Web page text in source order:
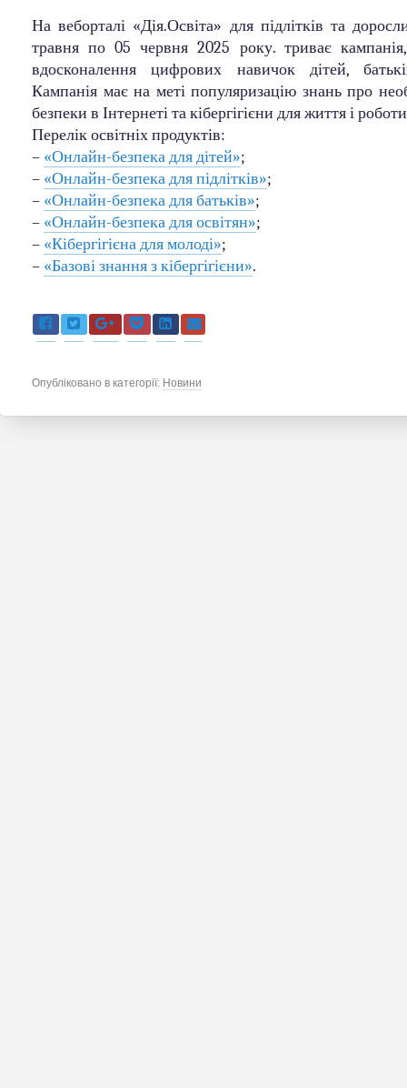
На веборталі «Дія.Освіта» для підлітків та
травня по 05 червня 2025 року. триває
вдосконалення цифрових навичок дітей,
Кампанія має на меті популяризацію знань про
безпеки в Інтернеті та кібергігієни для життя і
Перелік освітніх продуктів:
– «Онлайн-безпека для дітей»;
– «Онлайн-безпека для підлітків»;
– «Онлайн-безпека для батьків»;
– «Онлайн-безпека для освітян»;
– «Кібергігієна для молоді»;
– «Базові знання з кібергігієни».
Опубліковано в категорії: Новини